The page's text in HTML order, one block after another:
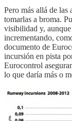
Pero más allá de las
tomarlas a broma.
visibilidad y, aunque
incrementando,
documento de
incursión en pista
Eurocontrol
lo que daría más o